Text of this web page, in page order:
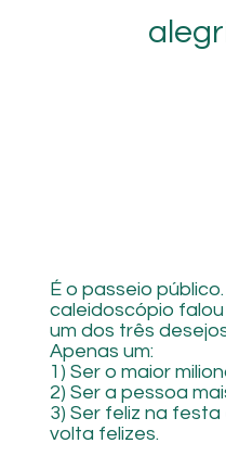
É o passeio
caleidoscópio falou
um dos três
Apenas um:
1) Ser o maior
2) Ser a pessoa
3) Ser feliz na
volta felizes.